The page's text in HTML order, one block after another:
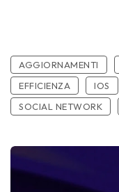
AGGIORNAMENTI
EFFICIENZA
IOS
SOCIAL NETWORK